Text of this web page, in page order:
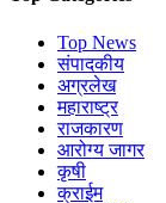
Top News
संपादकीय
अग्रलेख
महाराष्ट्र
राजकारण
आरोग्य जागर
कृषी
क्राईम